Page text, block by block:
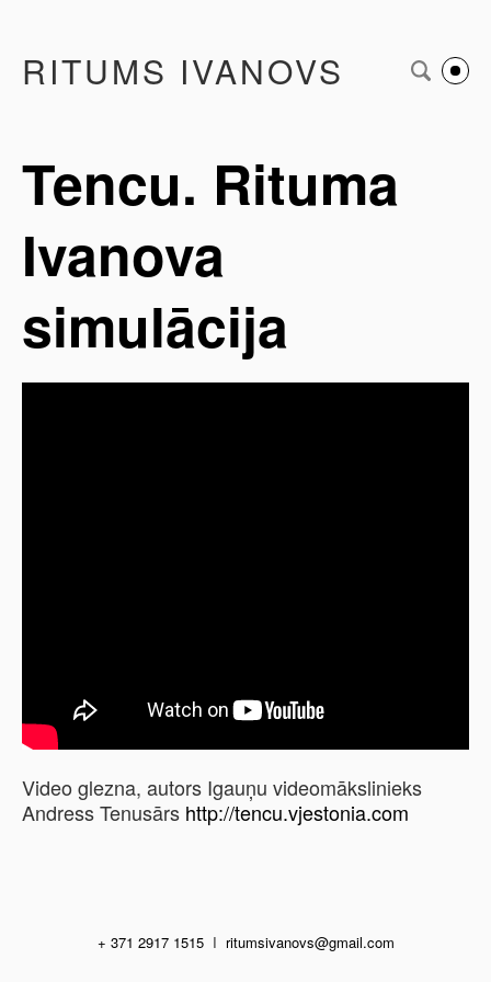
RITUMS IVANOVS
Tencu. Rituma
Ivanova
simulācija
Video glezna, autors Igauņu videomākslinieks
Andress Tenusārs http://tencu.vjestonia.com
+ 371 2917 1515I ritumsivanovs@gmail.com